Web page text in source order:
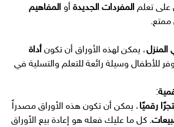
على تعلم المفردات الجديدة أو المفاهيم
المنزل، يمكن لهذه الأوراق أن تكون أداة
للأطفال وسيلة رائعة للتعلم والتسلية في
:
رقميًا ، يمكن أن تكون هذه الأوراق مصدراً
. كل ما عليك فعله هو إعادة بيع الأوراق